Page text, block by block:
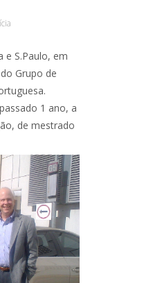
e S.Paulo, em
Grupo de
1 ano, a
de mestrado